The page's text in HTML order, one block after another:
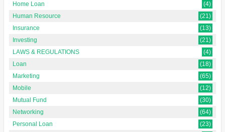
Home Loan
(4)
Human Resource
(21)
Insurance
(13)
Investing
(21)
LAWS & REGULATIONS
(4)
Loan
(18)
Marketing
(65)
Mobile
(12)
Mutual Fund
(30)
Networking
(64)
Personal Loan
(23)